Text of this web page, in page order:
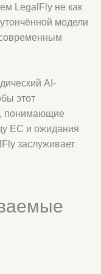
LegalFly не как
модели
AI-
этот
понимающие
ЕС и ожидания
заслуживает